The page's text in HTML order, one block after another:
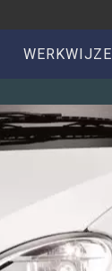
WERKWIJZE